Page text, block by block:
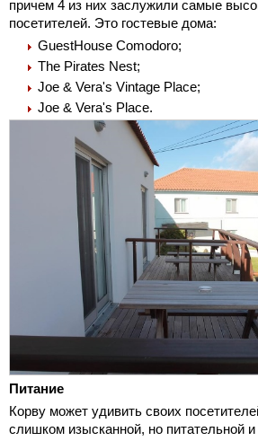
причем 4 из них заслужили самые
посетителей. Это гостевые дома:
GuestHouse Comodoro;
The Pirates Nest;
Joe & Vera's Vintage Place;
Joe & Vera's Place.
Питание
Корву может удивить своих
слишком изысканной, но питательной